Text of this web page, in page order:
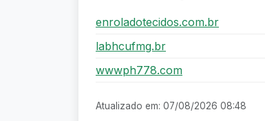
enroladotecidos.com.br
labhcufmg.br
wwwph778.com
Atualizado em: 07/08/2026 08:48